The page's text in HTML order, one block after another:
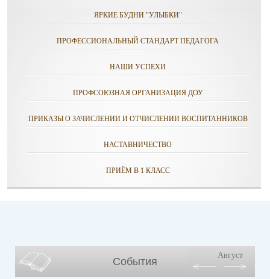
ЯРКИЕ БУДНИ "УЛЫБКИ"
ПРОФЕССИОНАЛЬНЫЙ СТАНДАРТ ПЕДАГОГА
НАШИ УСПЕХИ
ПРОФСОЮЗНАЯ ОРГАНИЗАЦИЯ ДОУ
ПРИКАЗЫ О ЗАЧИСЛЕНИИ И ОТЧИСЛЕНИИ ВОСПИТАННИКОВ
НАСТАВНИЧЕСТВО
ПРИЁМ В 1 КЛАСС
События
Август